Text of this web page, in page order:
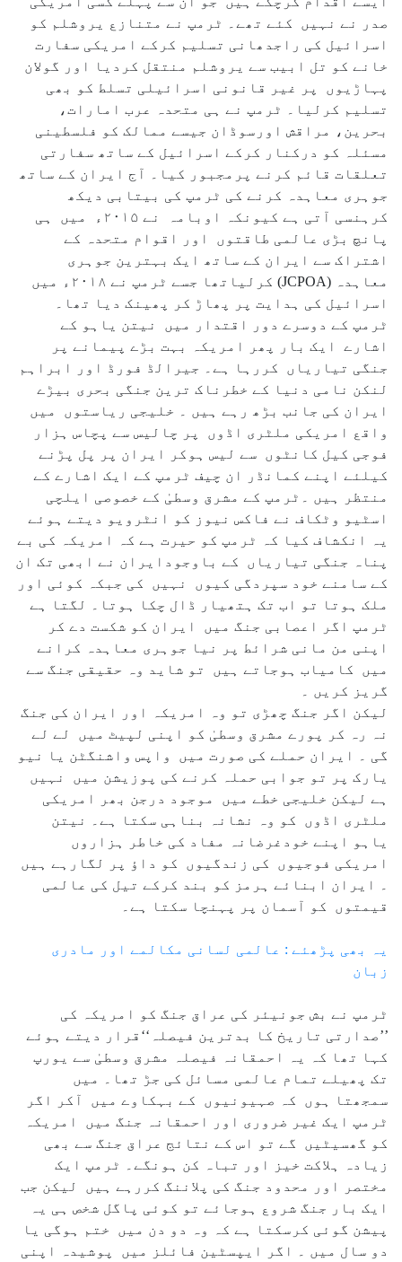
صدر نے نہیں کئے تھے۔ ٹرمپ نے متنازع یروشلم کو
اسرائیل کی راجدھانی تسلیم کرکے امریکی سفارت
خانے کو تل ابیب سے یروشلم منتقل کردیا اور گولان
پہاڑیوں پر غیر قانونی اسرائیلی تسلط کو بھی
تسلیم کرلیا۔ ٹرمپ نے ہی متحدہ عرب امارات،
بحرین، مراقش اورسوڈان جیسے ممالک کو فلسطینی
مسئلہ کو درکنار کرکے اسرائیل کے ساتھ سفارتی
تعلقات قائم کرنے پرمجبور کیا۔ آج ایران کے ساتھ
جوہری معاہدہ کرنے کی ٹرمپ کی بیتابی دیکھ
کرہنسی آتی ہے کیونکہ اوبامہ نے ۲۰۱۵ء میں ہی
پانچ بڑی عالمی طاقتوں اور اقوام متحدہ کے
اشتراک سے ایران کے ساتھ ایک بہترین جوہری
معاہدہ (JCPOA) کرلیاتھا جسے ٹرمپ نے ۲۰۱۸ء میں
اسرائیل کی ہدایت پر پھاڑ کر پھینک دیا تھا۔
ٹرمپ کے دوسرے دور اقتدار میں نیتن یاہو کے
اشارے ایک بار پھر امریکہ بہت بڑے پیمانے پر
جنگی تیاریاں کررہا ہے۔ جیرالڈ فورڈ اور ابراہم
لنکن نامی دنیا کے خطرناک ترین جنگی بحری بیڑے
ایران کی جانب بڑھ رہے ہیں ۔ خلیجی ریاستوں میں
واقع امریکی ملٹری اڈوں پر چالیس سے پچاس ہزار
فوجی کیل کانٹوں سے لیس ہوکر ایران پر پل پڑنے
کیلئے اپنے کمانڈر ان چیف ٹرمپ کے ایک اشارے کے
منتظر ہیں ۔ٹرمپ کے مشرق وسطیٰ کے خصوصی ایلچی
اسٹیو وٹکاف نے فاکس نیوز کو انٹرویو دیتے ہوئے
یہ انکشاف کیا کہ ٹرمپ کو حیرت ہے کہ امریکہ کی بے
پناہ جنگی تیاریاں کے باوجودایران نے ابھی تک ان
کے سامنے خود سپردگی کیوں نہیں کی جبکہ کوئی اور
ملک ہوتا تو اب تک ہتھیار ڈال چکا ہوتا۔ لگتا ہے
ٹرمپ اگر اعصابی جنگ میں ایران کو شکست دے کر
اپنی من مانی شرائط پر نیا جوہری معاہدہ کرانے
میں کامیاب ہوجاتے ہیں تو شاید وہ حقیقی جنگ سے
گریز کریں ۔
لیکن اگر جنگ چھڑی تو وہ امریکہ اور ایران کی جنگ
نہ رہ کر پورے مشرق وسطیٰ کو اپنی لپیٹ میں لے لے
گی ۔ ایران حملے کی صورت میں واپس واشنگٹن یا نیو
یارک پر تو جوابی حملہ کرنے کی پوزیشن میں نہیں
ہے لیکن خلیجی خطے میں موجود درجن بھر امریکی
ملٹری اڈوں کو وہ نشانہ بناہی سکتا ہے۔ نیتن
یاہو اپنے خودغرضانہ مفاد کی خاطر ہزاروں
امریکی فوجیوں کی زندگیوں کو داؤ پر لگارہے ہیں
۔ ایران ابنائے ہرمز کو بند کرکے تیل کی عالمی
قیمتوں کو آسمان پر پہنچا سکتا ہے۔
یہ بھی پڑھئے : عالمی لسانی مکالمے اور مادری
زبان
ٹرمپ نے بش جونیئر کی عراق جنگ کو امریکہ کی
’’صدارتی تاریخ کا بدترین فیصلہ‘‘قرار دیتے ہوئے
کہا تھا کہ یہ احمقانہ فیصلہ مشرق وسطیٰ سے یورپ
تک پھیلے تمام عالمی مسائل کی جڑ تھا۔ میں
سمجھتا ہوں کہ صہیونیوں کے بہکاوے میں آکر اگر
ٹرمپ ایک غیر ضروری اور احمقانہ جنگ میں امریکہ
کو گھسیٹیں گے تو اس کے نتائج عراق جنگ سے بھی
زیادہ ہلاکت خیز اور تباہ کن ہونگے۔ ٹرمپ ایک
مختصر اور محدود جنگ کی پلاننگ کررہے ہیں لیکن جب
ایک بار جنگ شروع ہوجائے تو کوئی پاگل شخص ہی یہ
پیشن گوئی کرسکتا ہے کہ وہ دو دن میں ختم ہوگی یا
دو سال میں ۔ اگر ایپسٹین فائلز میں پوشیدہ اپنی